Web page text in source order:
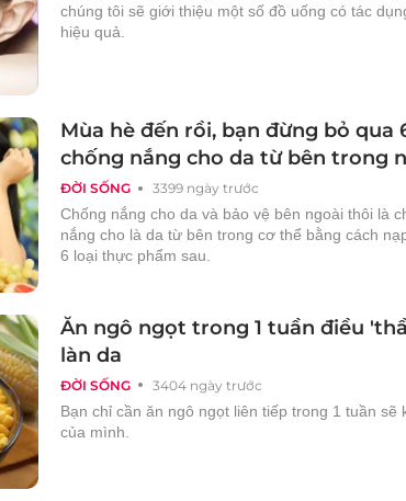
chúng tôi sẽ giới thiệu một số đồ uống có tác
hiệu quả.
ĐỜI SỐNG 3399 ngày trước
Mùa hè đến rồi, bạn đừng bỏ qua
chống nắng cho da từ bên trong
Chống nắng cho da và bảo vệ bên ngoài thôi là
nắng cho là da từ bên trong cơ thể bằng cách
6 loại thực phẩm sau.
ĐỜI SỐNG 3404 ngày trước
Ăn ngô ngọt trong 1 tuần điều
làn da
Bạn chỉ cần ăn ngô ngọt liên tiếp trong 1 tuần sẽ
của mình.